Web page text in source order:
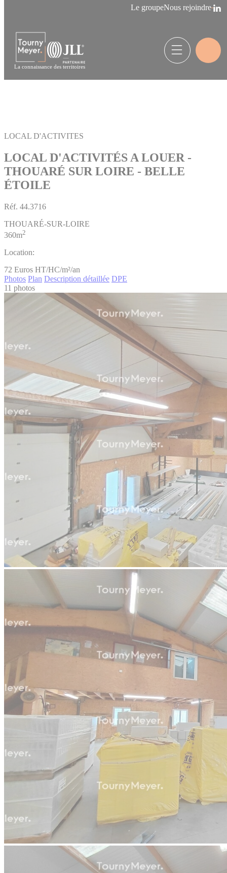
Le groupeNous rejoindre
La connaissance des territoires
LOCAL D'ACTIVITES
LOCAL D'ACTIVITÉS A LOUER -
THOUARÉ SUR LOIRE - BELLE
ÉTOILE
Réf. 44.3716
THOUARÉ-SUR-LOIRE
360m2
Location:
72 Euros HT/HC/m²/an
Photos Plan Description détaillée DPE
11 photos